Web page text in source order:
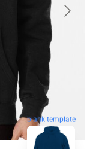
blank template